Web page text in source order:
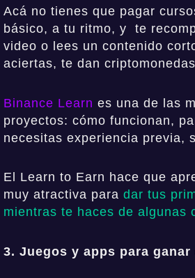
Acá no tienes que pagar
básico, a tu ritmo, y te
video o lees un contenido
aciertas, te dan
Binance Learn es una de las
proyectos: cómo funcionan,
necesitas experiencia previa,
El Learn to Earn hace que
muy atractiva para dar tus
mientras te haces de algunas
3. Juegos y apps para